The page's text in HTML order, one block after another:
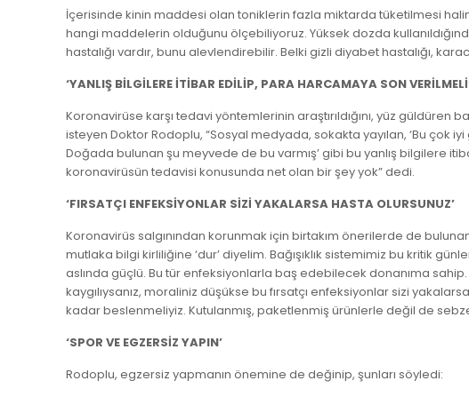
İçerisinde kinin maddesi olan toniklerin fazla miktarda tüketilmesi
hangi maddelerin olduğunu ölçebiliyoruz. Yüksek dozda
hastalığı vardır, bunu alevlendirebilir. Belki gizli diyabet hastalığı,
‘YANLIŞ BİLGİLERE İTİBAR EDİLİP, PARA HARCAMAYA SON
Koronavirüse karşı tedavi yöntemlerinin araştırıldığını, yüz
isteyen Doktor Rodoplu, “Sosyal medyada, sokakta yayılan, ‘Bu çok
Doğada bulunan şu meyvede de bu varmış’ gibi bu yanlış bilgilere
koronavirüsün tedavisi konusunda net olan bir şey yok” dedi.
‘FIRSATÇI ENFEKSİYONLAR SİZİ YAKALARSA HASTA OLURSUNUZ’
Koronavirüs salgınından korunmak için birtakım önerilerde de
mutlaka bilgi kirliliğine ‘dur’ diyelim. Bağışıklık sistemimiz bu kritik
aslında güçlü. Bu tür enfeksiyonlarla baş edebilecek donanıma sahip.
kaygılıysanız, moraliniz düşükse bu fırsatçı enfeksiyonlar sizi
kadar beslenmeliyiz. Kutulanmış, paketlenmiş ürünlerle değil de
‘SPOR VE EGZERSİZ YAPIN’
Rodoplu, egzersiz yapmanın önemine de değinip, şunları söyledi: